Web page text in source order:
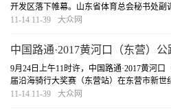
开发区落下帷幕。山东省体育总会秘书处
做大做强沿海骑行大奖赛，普及自行车运动
11-14 11-39 大众网
中国路通·2017黄河口（东营）
届沿海骑行大奖赛（东营站）圆
9月24日上午11时许，中国路通·2017黄河
届沿海骑行大奖赛（东营站）在东营市新世
长郭立安，山东省体育局外事处副处长李伟
11-14 11-39 大众网